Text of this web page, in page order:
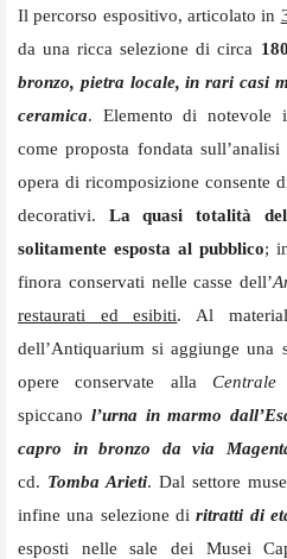
Il percorso espositivo, articolato in
da una ricca selezione di circa
bronzo, pietra locale, in rari casi
ceramica. Elemento di
come proposta fondata
opera di ricomposizione consente
decorativi. La quasi totalità
solitamente esposta al pubblico;
finora conservati nelle casse dell’
restaurati ed esibiti. Al
dell’Antiquarium si aggiunge una
opere conservate alla Centrale
spiccano l’urna in marmo
capro in bronzo da via
cd. Tomba Arieti. Dal settore
infine una selezione diritratti di
esposti nelle sale dei Musei